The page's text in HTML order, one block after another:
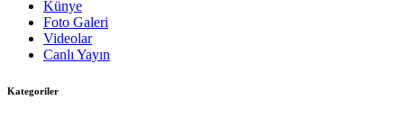
Künye
Foto Galeri
Videolar
Canlı Yayın
Kategoriler